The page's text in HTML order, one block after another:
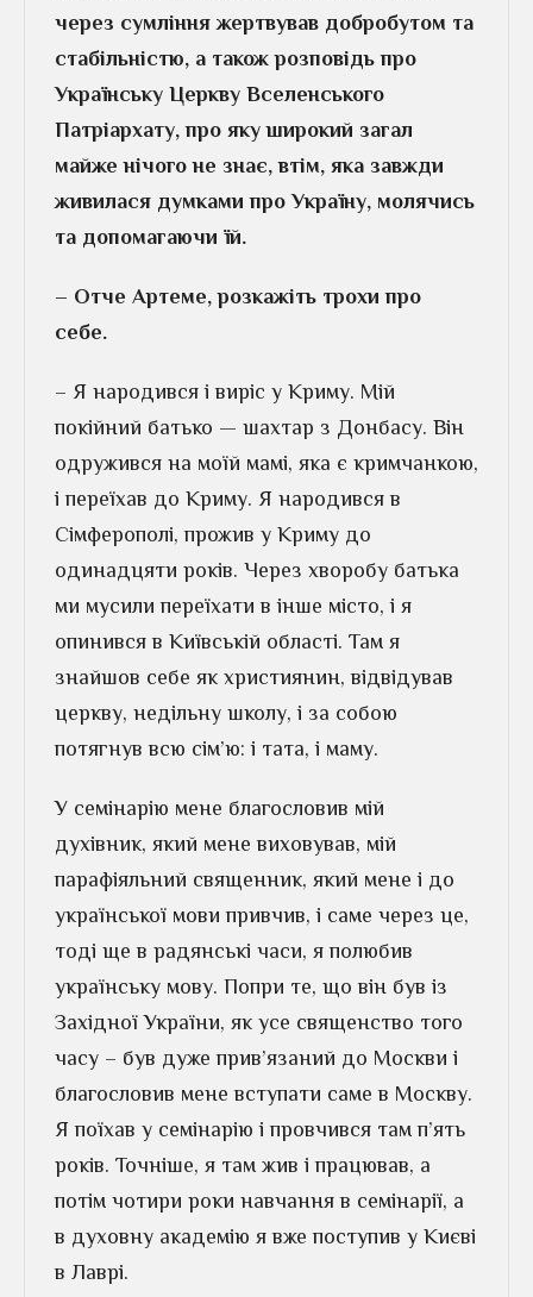
через сумління жертвував добробутом та
стабільністю, а також розповідь про
Українську Церкву Вселенського
Патріархату, про яку широкий загал
майже нічого не знає, втім, яка завжди
живилася думками про Україну, молячись
та допомагаючи їй.
– Отче Артеме, розкажіть трохи про
себе.
– Я народився і виріс у Криму. Мій
покійний батько — шахтар з Донбасу. Він
одружився на моїй мамі, яка є кримчанкою,
і переїхав до Криму. Я народився в
Сімферополі, прожив у Криму до
одинадцяти років. Через хворобу батька
ми мусили переїхати в інше місто, і я
опинився в Київській області. Там я
знайшов себе як християнин, відвідував
церкву, недільну школу, і за собою
потягнув всю сім’ю: і тата, і маму.
У семінарію мене благословив мій
духівник, який мене виховував, мій
парафіяльний священник, який мене і до
української мови привчив, і саме через це,
тоді ще в радянські часи, я полюбив
українську мову. Попри те, що він був із
Західної України, як усе священство того
часу – був дуже прив’язаний до Москви і
благословив мене вступати саме в Москву.
Я поїхав у семінарію і провчився там п’ять
років. Точніше, я там жив і працював, а
потім чотири роки навчання в семінарії, а
в духовну академію я вже поступив у Києві
в Лаврі.